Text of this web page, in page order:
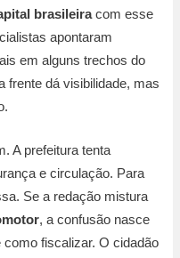
brasileiracom esse
apontaram
em alguns trechos do
frente dá visibilidade, mas
A prefeitura tenta
e circulação. Para
Se a redação mistura
, a confusão nasce
fiscalizar. O cidadão